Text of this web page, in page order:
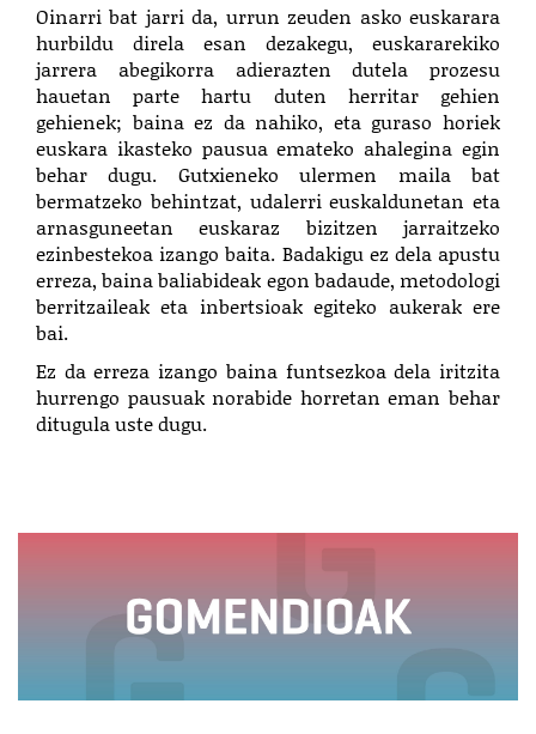
Oinarri bat jarri da, urrun zeuden asko euskarara
hurbildu direla esan dezakegu, euskararekiko
jarrera abegikorra adierazten dutela prozesu
hauetan parte hartu duten herritar gehien
gehienek; baina ez da nahiko, eta guraso horiek
euskara ikasteko pausua emateko ahalegina egin
behar dugu. Gutxieneko ulermen maila bat
bermatzeko behintzat, udalerri euskaldunetan eta
arnasguneetan euskaraz bizitzen jarraitzeko
ezinbestekoa izango baita. Badakigu ez dela apustu
erreza, baina baliabideak egon badaude, metodologi
berritzaileak eta inbertsioak egiteko aukerak ere
bai.
Ez da erreza izango baina funtsezkoa dela iritzita
hurrengo pausuak norabide horretan eman behar
ditugula uste dugu.